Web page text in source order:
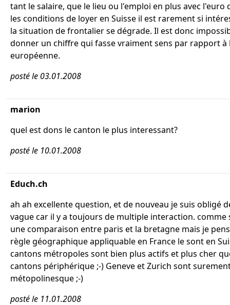
tant le salaire, que le lieu ou l'emploi en plus avec l'euro
les conditions de loyer en Suisse il est rarement si
la situation de frontalier se dégrade. Il est donc
donner un chiffre qui fasse vraiment sens par rapport
européenne.
posté le 03.01.2008
marion
quel est dons le canton le plus interessant?
posté le 10.01.2008
Educh.ch
ah ah excellente question, et de nouveau je suis obligé
vague car il y a toujours de multiple interaction. comme
une comparaison entre paris et la bretagne mais je
règle géographique appliquable en France le sont en
cantons métropoles sont bien plus actifs et plus cher
cantons périphérique ;-) Geneve et Zurich sont
métopolinesque ;-)
posté le 11.01.2008